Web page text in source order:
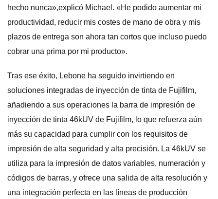
hecho nunca»,explicó Michael. «He podido aumentar mi
productividad, reducir mis costes de mano de obra y mis
plazos de entrega son ahora tan cortos que incluso puedo
cobrar una prima por mi producto».
Tras ese éxito, Lebone ha seguido invirtiendo en
soluciones integradas de inyección de tinta de Fujifilm,
añadiendo a sus operaciones la barra de impresión de
inyección de tinta 46kUV de Fujifilm, lo que refuerza aún
más su capacidad para cumplir con los requisitos de
impresión de alta seguridad y alta precisión. La 46kUV se
utiliza para la impresión de datos variables, numeración y
códigos de barras, y ofrece una salida de alta resolución y
una integración perfecta en las líneas de producción